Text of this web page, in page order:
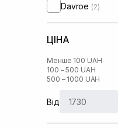
Davroe (2)
ЦІНА
Менше 100 UAH
100 – 500 UAH
500 – 1000 UAH
Від